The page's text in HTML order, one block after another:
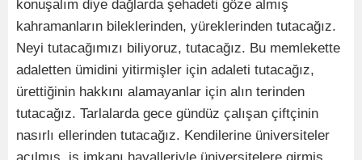
konuşalım diye dağlarda şehadeti göze almış
kahramanların bileklerinden, yüreklerinden tutacağız.
Neyi tutacağımızı biliyoruz, tutacağız. Bu memlekette
adaletten ümidini yitirmişler için adaleti tutacağız,
ürettiğinin hakkını alamayanlar için alın terinden
tutacağız. Tarlalarda gece gündüz çalışan çiftçinin
nasırlı ellerinden tutacağız. Kendilerine üniversiteler